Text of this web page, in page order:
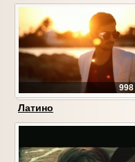
998
Латино